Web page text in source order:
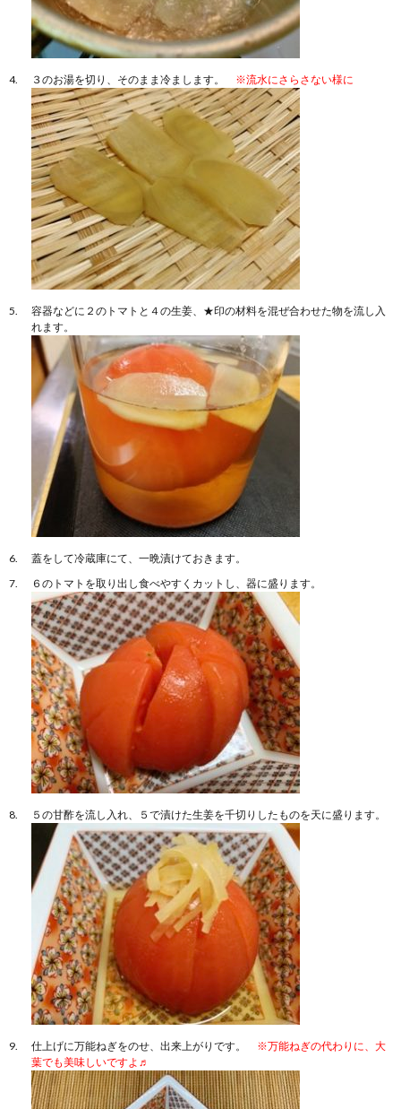
３のお湯を切り、そのまま冷まします。 ※流水にさらさない様に
容器などに２のトマトと４の生姜、★印の材料を混ぜ合わせた物を流し入
れます。
蓋をして冷蔵庫にて、一晩漬けておきます。
６のトマトを取り出し食べやすくカットし、器に盛ります。
５の甘酢を流し入れ、５で漬けた生姜を千切りしたものを天に盛ります。
仕上げに万能ねぎをのせ、出来上がりです。 ※万能ねぎの代わりに、大
葉でも美味しいですよ♬